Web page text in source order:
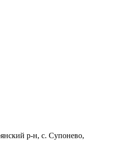
р-н, с. Супонево,